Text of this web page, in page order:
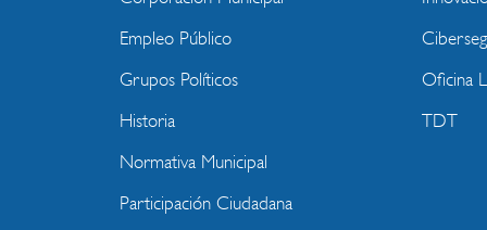
Empleo Público
Grupos Políticos
Historia
Normativa Municipal
Participación Ciudadana
Oficina
TDT